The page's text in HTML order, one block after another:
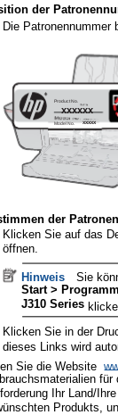
der
Die Patronennummer
Model No. xxxxx
Product No.
xxxxxx
der
Klicken Sie auf das
öffnen.
Hinweis
Sie
Start >
J310 Series
Klicken Sie in der
dieses Links wird
Sie die Website
Ihr Land/
Produkts,